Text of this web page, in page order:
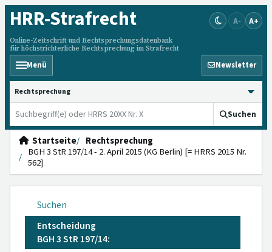
HRR-Strafrecht
Online-Zeitschrift und Rechtsprechungsdatenbank
für höchstrichterliche Rechtsprechung im Strafrecht
A- A+
Menü Newsletter
HRRS durchsuchen
Suchen
Startseite
Rechtsprechung
BGH 3 StR 197/14 - 2. April 2015 (KG Berlin) [= HRRS 2015 Nr.
562]
Suchen
Entscheidung
BGH 3 StR 197/14: